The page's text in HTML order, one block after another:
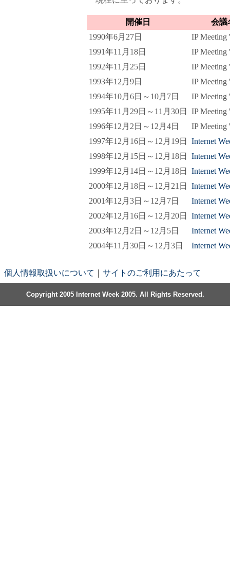
開催日
会議
1990年6月27日
IP Meeting
1991年11月18日
IP Meeting
1992年11月25日
IP Meeting
1993年12月9日
IP Meeting
1994年10月6日～10月7日
IP Meeting
1995年11月29日～11月30日
IP Meeting
1996年12月2日～12月4日
IP Meeting
1997年12月16日～12月19日
Internet
1998年12月15日～12月18日
Internet
1999年12月14日～12月18日
Internet
2000年12月18日～12月21日
Internet
2001年12月3日～12月7日
Internet
2002年12月16日～12月20日
Internet
2003年12月2日～12月5日
Internet
2004年11月30日～12月3日
Internet
個人情報取扱いについて サイトのご利用にあたって
Copyright 2005 Internet Week 2005. All Rights Reserved.